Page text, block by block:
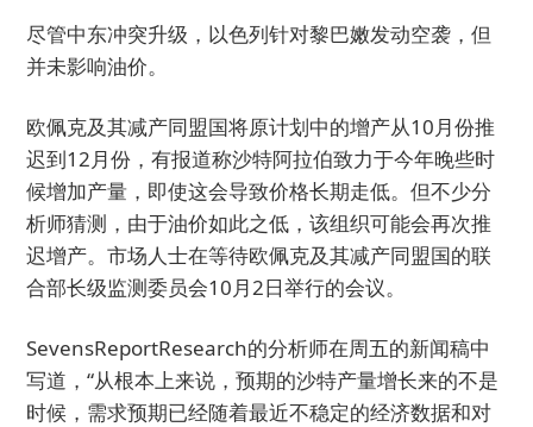
尽管中东冲突升级，以色列针对黎巴嫩发动空袭，但
并未影响油价。
欧佩克及其减产同盟国将原计划中的增产从10月份推
迟到12月份，有报道称沙特阿拉伯致力于今年晚些时
候增加产量，即使这会导致价格长期走低。但不少分
析师猜测，由于油价如此之低，该组织可能会再次推
迟增产。市场人士在等待欧佩克及其减产同盟国的联
合部长级监测委员会10月2日举行的会议。
SevensReportResearch的分析师在周五的新闻稿中
写道，“从根本上来说，预期的沙特产量增长来的不是
时候，需求预期已经随着最近不稳定的经济数据和对